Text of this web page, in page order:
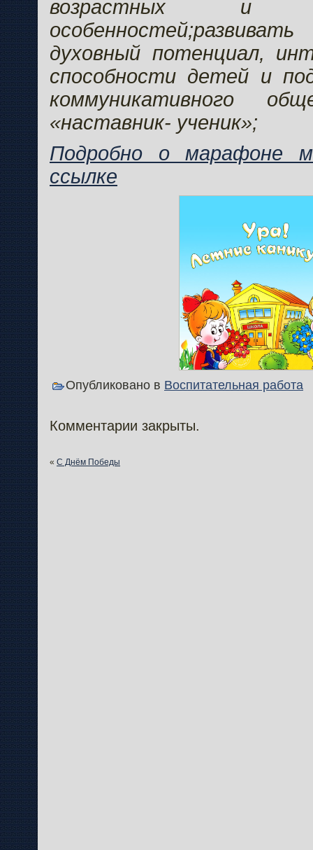
возрастных и
духовный потенциал,
способности детей и
коммуникативного
«наставник- ученик»;
Подробно о марафоне
ссылке
Опубликовано в Воспитательная работа
Комментарии закрыты.
« С Днём Победы